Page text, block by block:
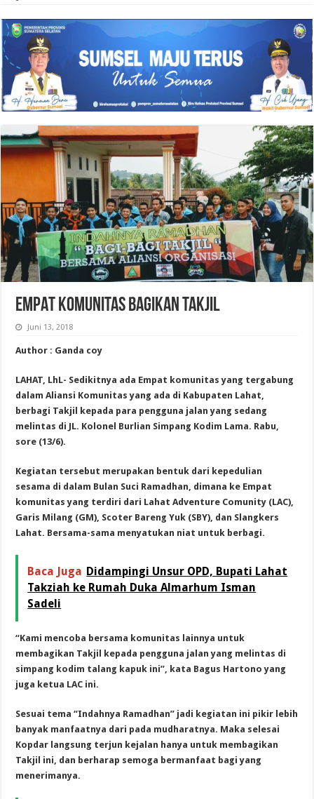
EMPAT KOMUNITAS BAGIKAN TAKJIL
Juni 13, 2018
Author : Ganda coy
LAHAT, LhL- Sedikitnya ada Empat komunitas yang tergabung
dalam Aliansi Komunitas yang ada di Kabupaten Lahat,
berbagi Takjil kepada para pengguna jalan yang sedang
melintas di JL. Kolonel Burlian Simpang Kodim Lama. Rabu,
sore (13/6).
Kegiatan tersebut merupakan bentuk dari kepedulian
sesama di dalam Bulan Suci Ramadhan, dimana ke Empat
komunitas yang terdiri dari Lahat Adventure Comunity (LAC),
Garis Milang (GM), Scoter Bareng Yuk (SBY), dan Slangkers
Lahat. Bersama-sama menyatukan niat untuk berbagi.
Baca Juga Didampingi Unsur OPD, Bupati Lahat
Takziah ke Rumah Duka Almarhum Isman
Sadeli
“Kami mencoba bersama komunitas lainnya untuk
membagikan Takjil kepada pengguna jalan yang melintas di
simpang kodim talang kapuk ini”, kata Bagus Hartono yang
juga ketua LAC ini.
Sesuai tema “Indahnya Ramadhan” jadi kegiatan ini pikir lebih
banyak manfaatnya dari pada mudharatnya. Maka selesai
Kopdar langsung terjun kejalan hanya untuk membagikan
Takjil ini, dan berharap semoga bermanfaat bagi yang
menerimanya.